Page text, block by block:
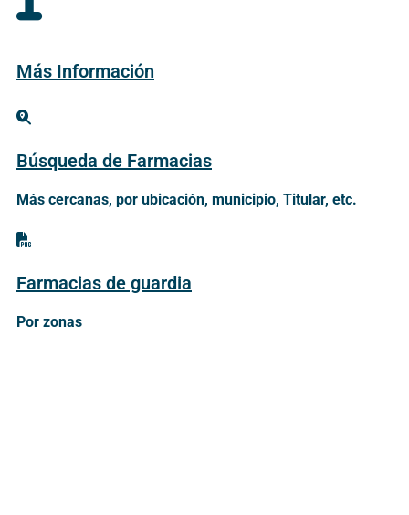
Más Información
Búsqueda de Farmacias
Más cercanas, por ubicación, municipio, Titular, etc.
Farmacias de guardia
Por zonas